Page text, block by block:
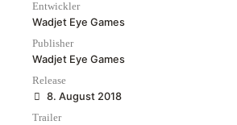
Entwickler
Wadjet Eye Games
Publisher
Wadjet Eye Games
Release
8. August 2018
Trailer